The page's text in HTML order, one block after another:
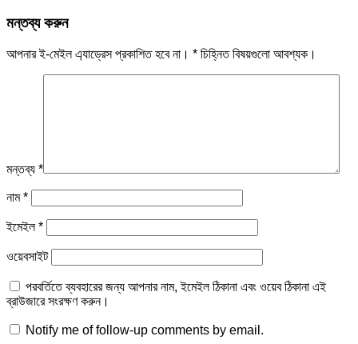
মন্তব্য করুন
আপনার ই-মেইল এ্যাড্রেস প্রকাশিত হবে না। * চিহ্নিত বিষয়গুলো আবশ্যক।
মন্তব্য *
নাম*
ইমেইল*
ওয়েবসাইট
পরবর্তিতে ব্যবহারের জন্য আপনার নাম, ইমেইল ঠিকানা এবং ওয়েব ঠিকানা এই
ব্রাউজারে সংরক্ষণ করুন।
Notify me of follow-up comments by email.